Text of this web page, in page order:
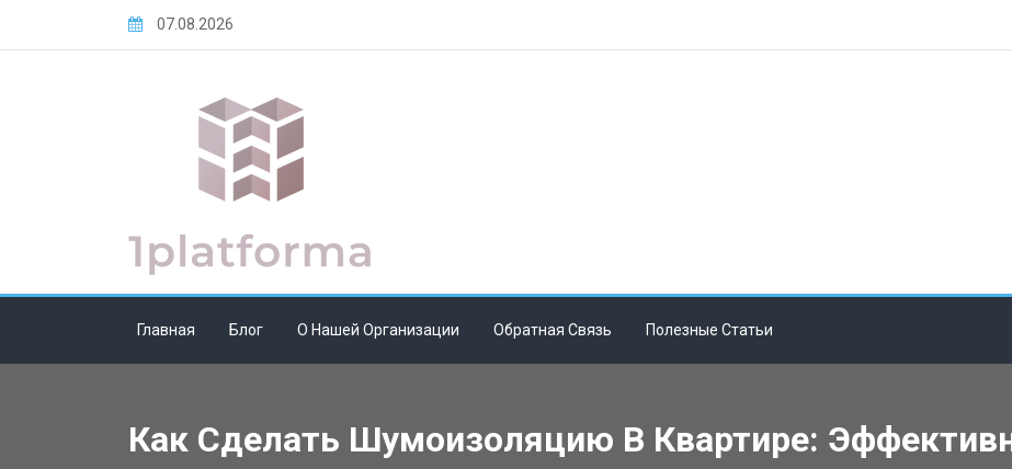
07.08.2026
Главная Блог О Нашей Организации Обратная Связь Полезные Статьи
Как Сделать Шумоизоляцию В Квартире: